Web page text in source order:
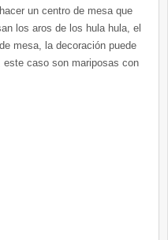
un centro de mesa que
los aros de los hula hula, el
mesa, la decoración puede
caso son mariposas con